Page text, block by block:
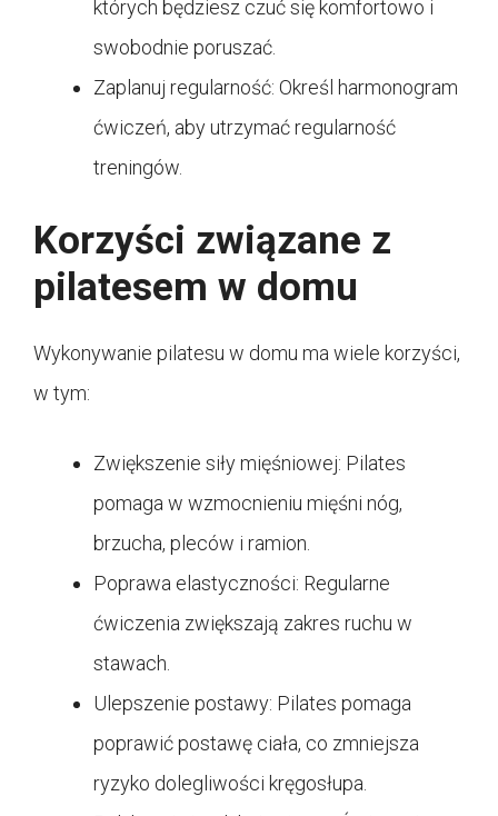
których będziesz czuć się komfortowo i
swobodnie poruszać.
Zaplanuj regularność: Określ harmonogram
ćwiczeń, aby utrzymać regularność
treningów.
Korzyści związane z
pilatesem w domu
Wykonywanie pilatesu w domu ma wiele korzyści,
w tym:
Zwiększenie siły mięśniowej: Pilates
pomaga w wzmocnieniu mięśni nóg,
brzucha, pleców i ramion.
Poprawa elastyczności: Regularne
ćwiczenia zwiększają zakres ruchu w
stawach.
Ulepszenie postawy: Pilates pomaga
poprawić postawę ciała, co zmniejsza
ryzyko dolegliwości kręgosłupa.